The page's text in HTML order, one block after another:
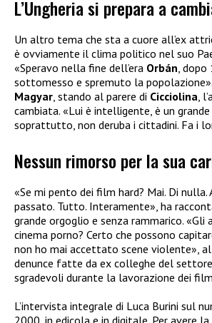
L’Ungheria si prepara a
Un altro tema che sta a cuore all’ex
è ovviamente il clima politico nel suo
«Speravo nella fine dell’era Orbán ,
sottomesso e spremuto la popolazione».
Magyar , stando al parere di Cicciolina ,
cambiata. «Lui è intelligente, è un
soprattutto, non deruba i cittadini. Fa i
Nessun rimorso per la sua
«Se mi pento dei film hard? Mai. Di nulla.
passato. Tutto. Interamente», ha
grande orgoglio e senza rammarico. «Gli
cinema porno? Certo che possono
non ho mai accettato scene violente»,
denunce fatte da ex colleghe del settore
sgradevoli durante la lavorazione dei
L’intervista integrale di Luca Burini sul
2000, in edicola e in digitale. Per avere